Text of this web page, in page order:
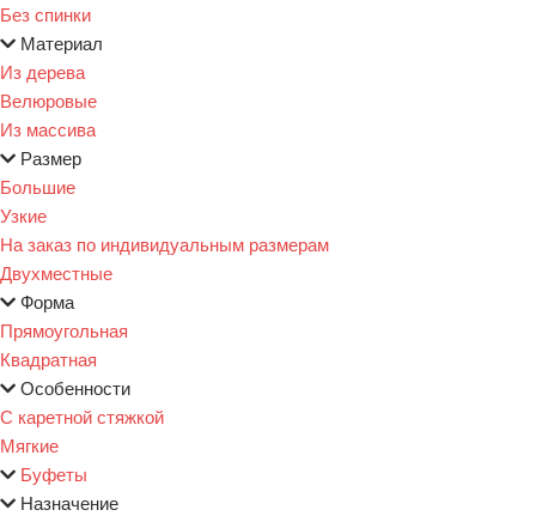
Без спинки
Материал
Из дерева
Велюровые
Из массива
Размер
Большие
Узкие
На заказ по индивидуальным размерам
Двухместные
Форма
Прямоугольная
Квадратная
Особенности
С каретной стяжкой
Мягкие
Буфеты
Назначение